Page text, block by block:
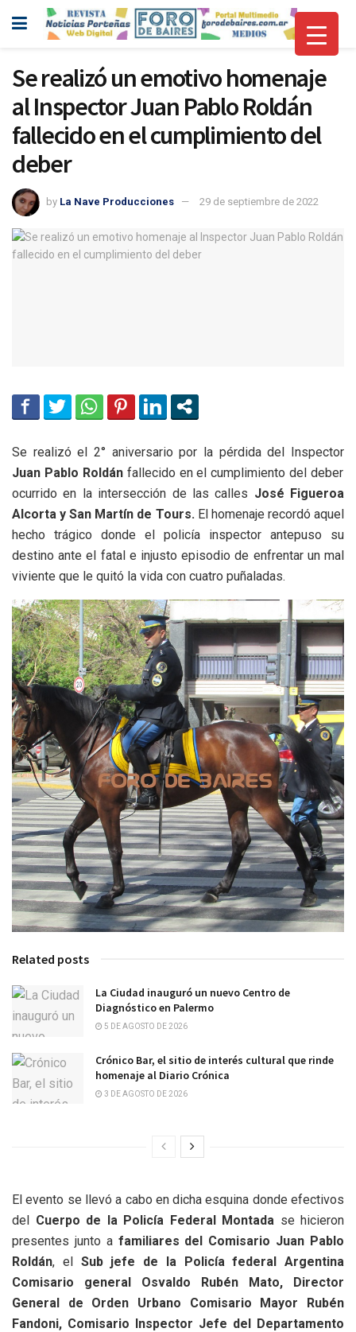
Se realizó un emotivo homenaje
al Inspector Juan Pablo Roldán
fallecido en el cumplimiento del
deber
by La Nave Producciones 29 de septiembre de 2022
Se realizó el 2° aniversario por la pérdida del Inspector
Juan Pablo Roldánfallecido en el cumplimiento del deber
ocurrido en la intersección de las calles José Figueroa
Alcorta y San Martín de Tours. El homenaje recordó aquel
hecho trágico donde el policía inspector antepuso su
destino ante el fatal e injusto episodio de enfrentar un mal
viviente que le quitó la vida con cuatro puñaladas.
Related posts
La Ciudad inauguró un nuevo Centro de
Diagnóstico en Palermo
5 DE AGOSTO DE 2026
Crónico Bar, el sitio de interés cultural que rinde
homenaje al Diario Crónica
3 DE AGOSTO DE 2026
El evento se llevó a cabo en dicha esquina donde efectivos
del Cuerpo de la Policía Federal Montada se hicieron
presentes junto a familiares del Comisario Juan Pablo
Roldán, el Sub jefe de la Policía federal Argentina
Comisario general Osvaldo Rubén Mato, Director
General de Orden Urbano Comisario Mayor Rubén
Fandoni, Comisario Inspector Jefe del Departamento